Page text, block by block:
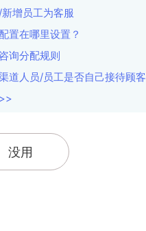
增员工为客服
置在哪里设置？
询分配规则
道人员/员工是否自己接待顾客
没用